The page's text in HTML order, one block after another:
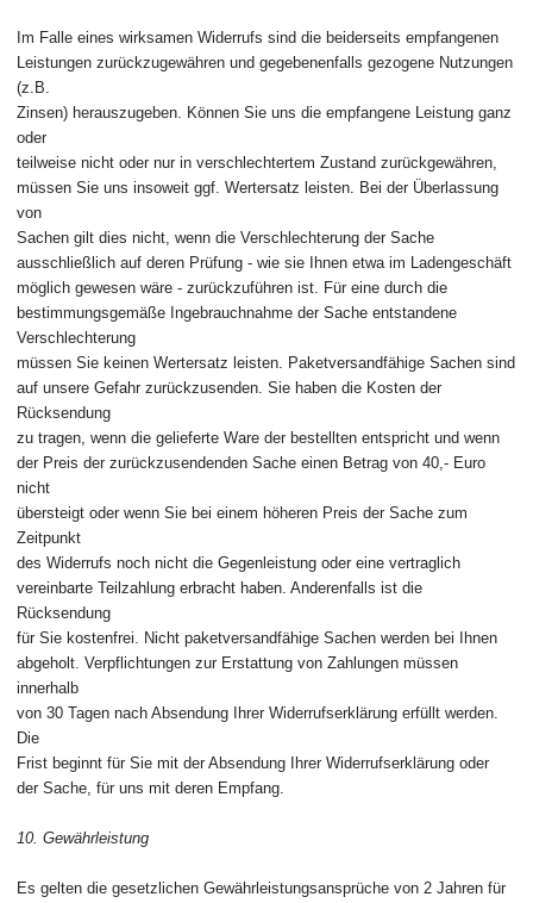
Im Falle eines wirksamen Widerrufs sind die beiderseits empfangenen
Leistungen zurückzugewähren und gegebenenfalls gezogene Nutzungen
(z.B.
Zinsen) herauszugeben. Können Sie uns die empfangene Leistung ganz
oder
teilweise nicht oder nur in verschlechtertem Zustand zurückgewähren,
müssen Sie uns insoweit ggf. Wertersatz leisten. Bei der Überlassung
von
Sachen gilt dies nicht, wenn die Verschlechterung der Sache
ausschließlich auf deren Prüfung - wie sie Ihnen etwa im Ladengeschäft
möglich gewesen wäre - zurückzuführen ist. Für eine durch die
bestimmungsgemäße Ingebrauchnahme der Sache entstandene
Verschlechterung
müssen Sie keinen Wertersatz leisten. Paketversandfähige Sachen sind
auf unsere Gefahr zurückzusenden. Sie haben die Kosten der
Rücksendung
zu tragen, wenn die gelieferte Ware der bestellten entspricht und wenn
der Preis der zurückzusendenden Sache einen Betrag von 40,- Euro
nicht
übersteigt oder wenn Sie bei einem höheren Preis der Sache zum
Zeitpunkt
des Widerrufs noch nicht die Gegenleistung oder eine vertraglich
vereinbarte Teilzahlung erbracht haben. Anderenfalls ist die
Rücksendung
für Sie kostenfrei. Nicht paketversandfähige Sachen werden bei Ihnen
abgeholt. Verpflichtungen zur Erstattung von Zahlungen müssen
innerhalb
von 30 Tagen nach Absendung Ihrer Widerrufserklärung erfüllt werden.
Die
Frist beginnt für Sie mit der Absendung Ihrer Widerrufserklärung oder
der Sache, für uns mit deren Empfang.
10. Gewährleistung
Es gelten die gesetzlichen Gewährleistungsansprüche von 2 Jahren für